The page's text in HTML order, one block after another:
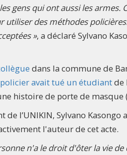
gens qui ont aussi les armes.
utiliser des méthodes
», a déclaré Sylvano
dans la commune de
avait tué un étudiantde
histoire de porte de masque
l’UNIKIN, Sylvano
l'auteur de cet acte.
n'a le droit d'ôter la vie